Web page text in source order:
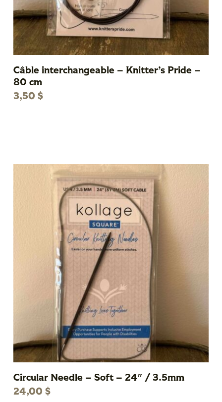
Câble interchangeable – Knitter’s Pride –
80 cm
3,50 $
Circular Needle – Soft – 24″ / 3.5mm
24,00 $